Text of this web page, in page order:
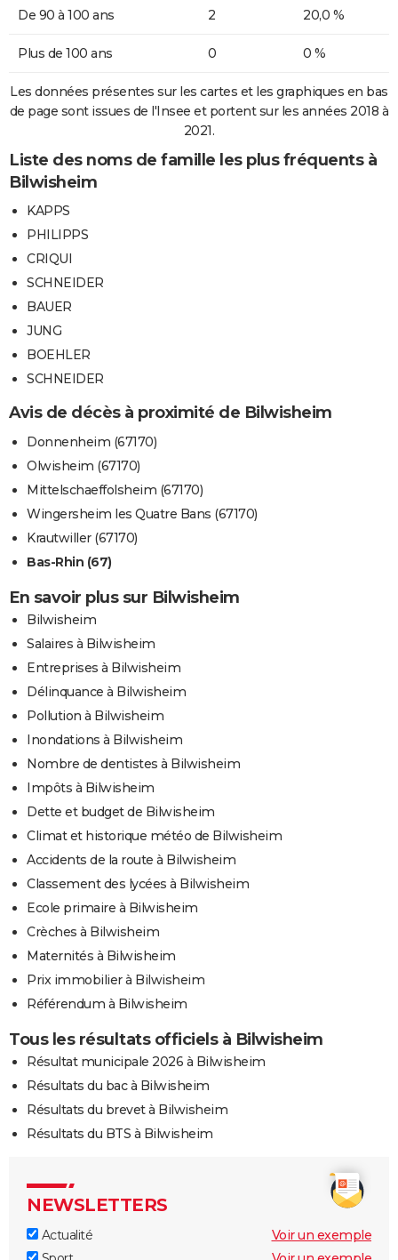
De 90 à 100 ans 2 20,0 %
Plus de 100 ans 0 0 %
Les données présentes sur les cartes et les graphiques en bas
de page sont issues de l'Insee et portent sur les années 2018 à
2021.
Liste des noms de famille les plus fréquents à
Bilwisheim
KAPPS
PHILIPPS
CRIQUI
SCHNEIDER
BAUER
JUNG
BOEHLER
SCHNEIDER
Avis de décès à proximité de Bilwisheim
Donnenheim (67170)
Olwisheim (67170)
Mittelschaeffolsheim (67170)
Wingersheim les Quatre Bans (67170)
Krautwiller (67170)
Bas-Rhin (67)
En savoir plus sur Bilwisheim
Bilwisheim
Salaires à Bilwisheim
Entreprises à Bilwisheim
Délinquance à Bilwisheim
Pollution à Bilwisheim
Inondations à Bilwisheim
Nombre de dentistes à Bilwisheim
Impôts à Bilwisheim
Dette et budget de Bilwisheim
Climat et historique météo de Bilwisheim
Accidents de la route à Bilwisheim
Classement des lycées à Bilwisheim
Ecole primaire à Bilwisheim
Crèches à Bilwisheim
Maternités à Bilwisheim
Prix immobilier à Bilwisheim
Référendum à Bilwisheim
Tous les résultats officiels à Bilwisheim
Résultat municipale 2026 à Bilwisheim
Résultats du bac à Bilwisheim
Résultats du brevet à Bilwisheim
Résultats du BTS à Bilwisheim
NEWSLETTERS
Actualité
Voir un exemple